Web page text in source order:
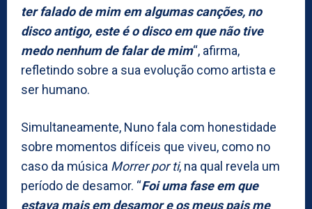
ter falado de mim em algumas canções, no
disco antigo, este é o disco em que não tive
medo nenhum de falar de mim“, afirma,
refletindo sobre a sua evolução como artista e
ser humano.
Simultaneamente, Nuno fala com honestidade
sobre momentos difíceis que viveu, como no
caso da música Morrer por ti, na qual revela um
período de desamor. “Foi uma fase em que
estava mais em desamor e os meus pais me